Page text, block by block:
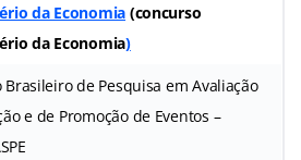
da Economia (concurso
da Economia)
Brasileiro de Pesquisa em Avaliação
e de Promoção de Eventos –